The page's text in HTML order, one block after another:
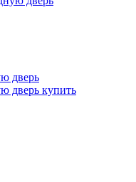
дверь
дверь купить